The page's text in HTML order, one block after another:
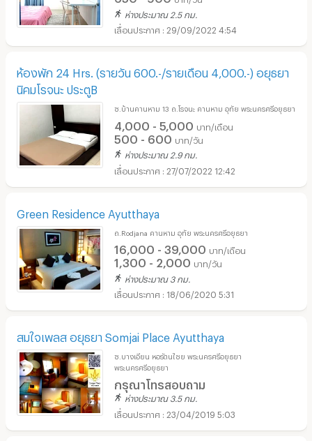
ห่างประมาณ 2.5 กม.
29/09/2022 4:54
ห้องพัก 24 Hrs. (รายวัน 600.-/รายเดือน 4,000.-) อยุธยา
นิคมโรจนะ ประตูB
ซ.บ้านคานหาม 13 ถ.โรจนะ คานหาม อุทัย พระนครศรีอยุธยา
4,000 - 5,000 บาท/เดือน
500 - 600 บาท/วัน
ห่างประมาณ 2.9 กม.
27/07/2022 12:42
Green Residence Ayutthaya
ถ.Rodjana คานหาม อุทัย พระนครศรีอยุธยา
16,000 - 39,000 บาท/เดือน
1,300 - 2,000 บาท/วัน
ห่างประมาณ 3 กม.
18/06/2020 5:31
สมใจเพลส อยุธยา Somjai Place Ayutthaya
ซ.บางเอียน หอรัตนไชย พระนครศรีอยุธยา
พระนครศรีอยุธยา
กรุณาโทรสอบถาม
ห่างประมาณ 3.5 กม.
23/04/2019 5:03